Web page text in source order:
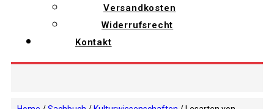
Versandkosten
Widerrufsrecht
Kontakt